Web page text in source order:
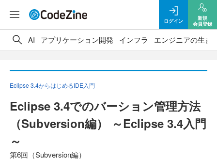
ログイン
新規
会員登録
AI アプリケーション開発 インフラ エンジニアの生き
Eclipse 3.4からはじめるIDE入門
Eclipse 3.4でのバーション管理方法
（Subversion編） ～Eclipse 3.4入門
～
第6回（Subversion編）